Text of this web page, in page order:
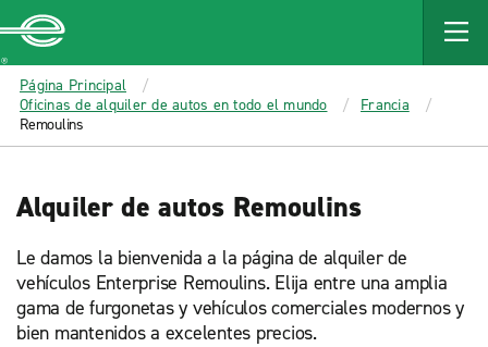
MAIN
CONTENT
Enterprise
Página Principal
Oficinas de alquiler de autos en todo el mundo
Francia
Remoulins
Alquiler de autos Remoulins
Le damos la bienvenida a la página de alquiler de
vehículos Enterprise Remoulins. Elija entre una amplia
gama de furgonetas y vehículos comerciales modernos y
bien mantenidos a excelentes precios.